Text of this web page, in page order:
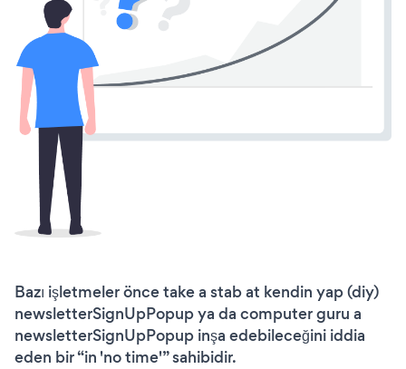
Bazı işletmeler önce take a stab at kendin yap (diy)
newsletterSignUpPopup ya da computer guru a
newsletterSignUpPopup inşa edebileceğini iddia
eden bir “in 'no time'” sahibidir.